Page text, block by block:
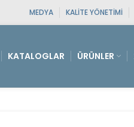
MEDYA KALITE YÖNETIMI
KATALOGLAR ÜRÜNLER